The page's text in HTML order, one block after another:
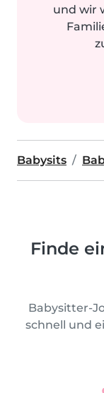
und wir
Babysits
Finde
Babysitter-
schnell und